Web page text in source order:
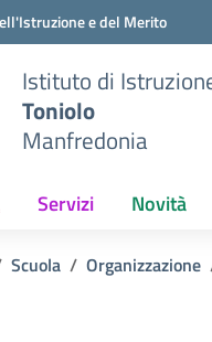
degli
e del Merito
Istituto di
Toniolo
Manfredonia
Servizi Novità
Scuola Organizzazione